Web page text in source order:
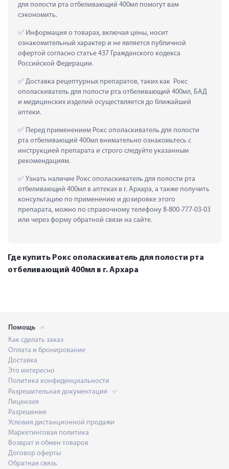
для полости рта отбеливающий 400мл помогут вам
сэкономить.
Информация о товарах, включая цены, носит
ознакомительный характер и не является публичной
офертой согласно статье 437 Гражданского кодекса
Российской Федерации.
Доставка рецептурных препаратов, таких как  Рокс
ополаскиватель для полости рта отбеливающий 400мл, БАД
и медицинских изделий осуществляется до ближайшей
аптеки.
Перед применением Рокс ополаскиватель для полости
рта отбеливающий 400мл внимательно ознакомьтесь с
инструкцией препарата и строго следуйте указанным
рекомендациям.
Узнать наличие Рокс ополаскиватель для полости рта
отбеливающий 400мл в аптеках в г. Архара, а также получить
консультацию по применению и дозировке этого
препарата, можно по справочному телефону 8-800-777-03-03
или через форму обратной связи на сайте.
Где купить Рокс ополаскиватель для полости рта
отбеливающий 400мл в г. Архара
Помощь
Как сделать заказ
Оплата и бронирование
Доставка
Это интересно
Политика конфиденциальности
Разрешительная документация
Лицензия
Разрешение
Условия дистанционной продажи
Маркетинговая политика
Возврат и обмен товаров
Договор оферты
Обратная связь